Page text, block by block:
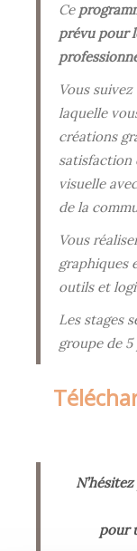
Ce
prévu pour
Vous
laquelle
créations
satisfaction
visuelle
de la
Vous
graphiques
outils et
Les stages
groupe de 5
pour